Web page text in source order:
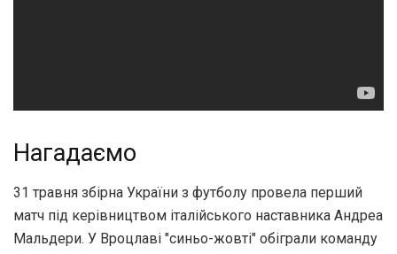
Нагадаємо
31 травня збірна України з футболу провела перший
матч під керівництвом італійського наставника Андреа
Мальдери. У Вроцлаві "синьо-жовті" обіграли команду